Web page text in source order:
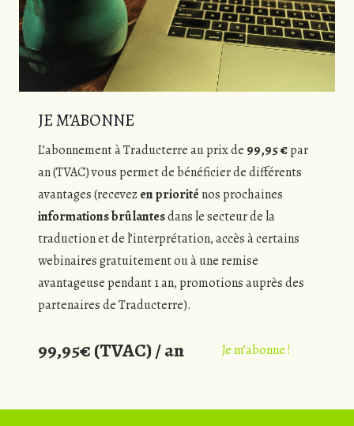
JE M’ABONNE
L’abonnement à Traducterre au prix de 99,95 €par
an (TVAC) vous permet de bénéficier de différents
avantages (recevezen priorité nos prochaines
informations brûlantesdans le secteur de la
traduction et de l’interprétation, accès à certains
webinaires gratuitement ou à une remise
avantageuse pendant 1 an, promotions auprès des
partenaires de Traducterre).
99,95€ (TVAC) / an Je m’abonne !